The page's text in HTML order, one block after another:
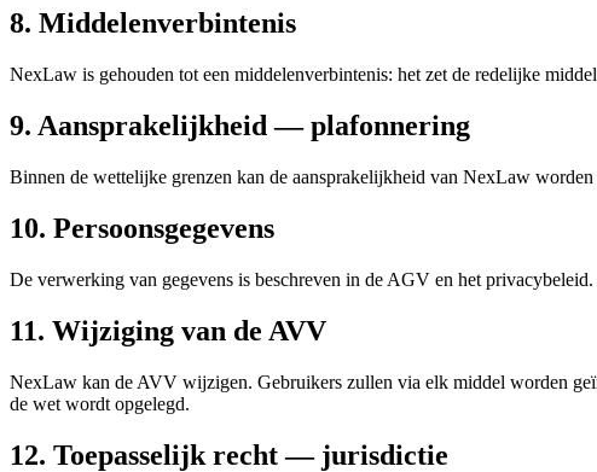
8. Middelenverbintenis
NexLaw is gehouden tot een middelenverbintenis: het zet de redelijke
9. Aansprakelijkheid — plafonnering
Binnen de wettelijke grenzen kan de aansprakelijkheid van NexLaw
10. Persoonsgegevens
De verwerking van gegevens is beschreven in de AGV en het
11. Wijziging van de AVV
NexLaw kan de AVV wijzigen. Gebruikers zullen via elk middel worden
de wet wordt opgelegd.
12. Toepasselijk recht — jurisdictie